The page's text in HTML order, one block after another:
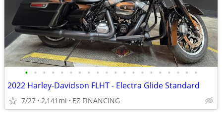
• • • • • • • • • • • • • • • • • • • •
2022 Harley-Davidson FLHT - Electra Glide Standard
7/27 2,141mi EZ FINANCING